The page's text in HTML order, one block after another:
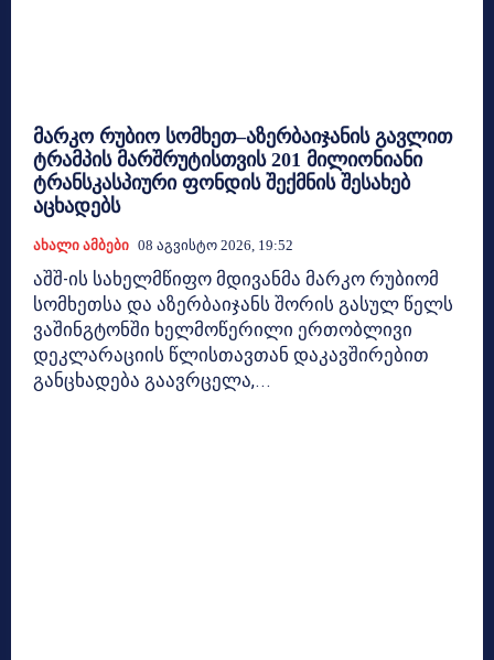
მარკო რუბიო სომხეთ–აზერბაიჯანის გავლით
ტრამპის მარშრუტისთვის 201 მილიონიანი
ტრანსკასპიური ფონდის შექმნის შესახებ
აცხადებს
Ახალი Ამბები 08 Აგვისტო 2026, 19:52
აშშ-ის სახელმწიფო მდივანმა მარკო რუბიომ
სომხეთსა და აზერბაიჯანს შორის გასულ წელს
ვაშინგტონში ხელმოწერილი ერთობლივი
დეკლარაციის წლისთავთან დაკავშირებით
განცხადება გაავრცელა,...